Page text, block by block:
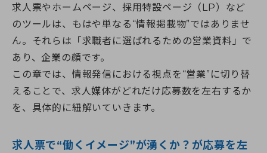
求人票やホームページ、採用特設ページ（LP）など
のツールは、もはや単なる“情報掲載物”ではありませ
ん。それらは「求職者に選ばれるための営業資料」で
あり、企業の顔です。
この章では、情報発信における視点を“営業”に切り替
えることで、求人媒体がどれだけ応募数を左右するか
を、具体的に紐解いていきます。
求人票で“働くイメージ”が湧くか？が応募を左